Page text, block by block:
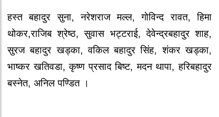
हस्त बहादुर सुना, नरेशराज मल्ल, गोविन्द रावत, हिमा
थोकर,राजिब श्रेष्ठ, सुवास भट्टराई, देवेन्द्रबहादुर शाह,
सुरज बहादुर खड्का, वकिल बहादुर सिंह, शंकर खड्का,
भाष्कर खतिवडा, कृष्ण प्रसाद बिष्ट, मदन थापा, हरिबहादुर
बस्नेत, अनिल पण्डित ।